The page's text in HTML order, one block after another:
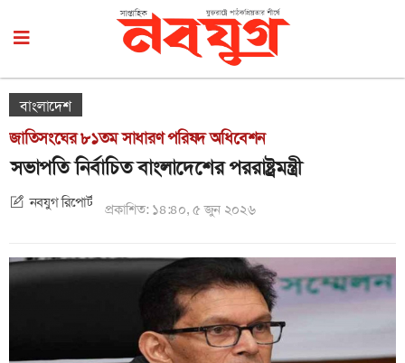
বাংলাদেশ
জাতিসংঘের ৮১তম সাধারণ পরিষদ অধিবেশন
সভাপতি নির্বাচিত বাংলাদেশের পররাষ্ট্রমন্ত্রী
নবযুগ রিপোর্ট প্রকাশিত: ১৪:৪০, ৫ জুন ২০২৬